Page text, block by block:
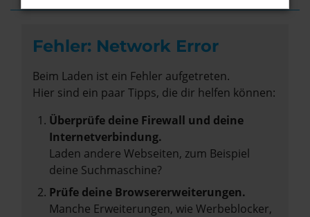
Fehler: Network Error
Beim Laden ist ein Fehler aufgetreten.
Hier sind ein paar Tipps, die dir helfen können:
Überprüfe deine Firewall und deine
Internetverbindung.
Laden andere Webseiten, zum Beispiel
deine Suchmaschine?
Prüfe deine Browsererweiterungen.
Manche Erweiterungen, wie Werbeblocker,